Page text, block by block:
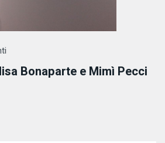
Bonaparte e Mimì Pecci